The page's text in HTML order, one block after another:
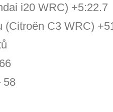
i20 WRC) +5:22.7
(Citroën C3 WRC)
58